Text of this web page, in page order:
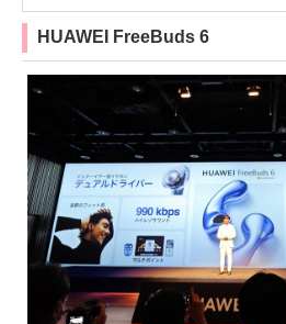
HUAWEI FreeBuds 6